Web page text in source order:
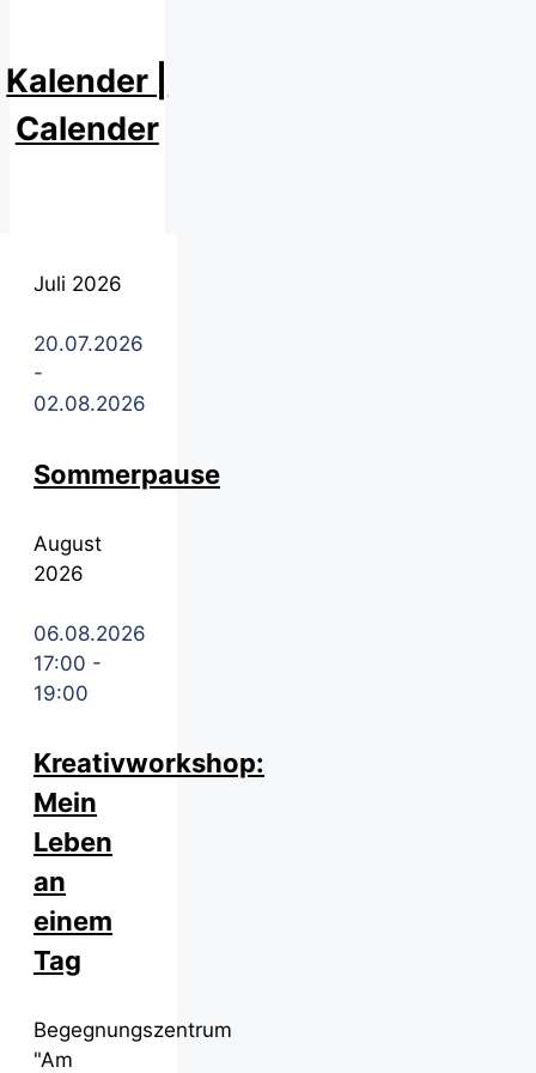
Kalender |
Calender
Juli 2026
20.07.2026
-
02.08.2026
Sommerpause
August
2026
06.08.2026
17:00 -
19:00
Kreativworkshop:
Mein
Leben
an
einem
Tag
Begegnungszentrum
"Am